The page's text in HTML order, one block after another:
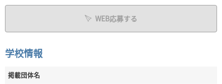
WEB応募する
学校情報
掲載団体名